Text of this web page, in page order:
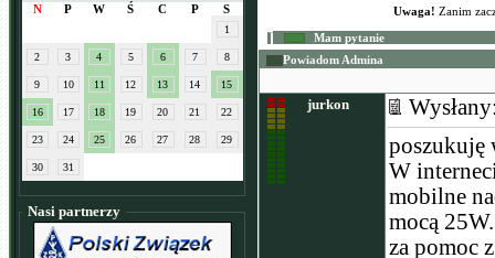
N
P W Ś C P S
1
2 3 4 5 6 7 8
9 10 11 12 13 14 15
16 17 18 19 20 21 22
23 24 25 26 27 28 29
30 31
Nasi partnerzy
Uwaga! Zanim
Mam pytanie
Powiadom Admina
jurkon
poszukuję
W
mobilne
mocą 25W.
za pomoc